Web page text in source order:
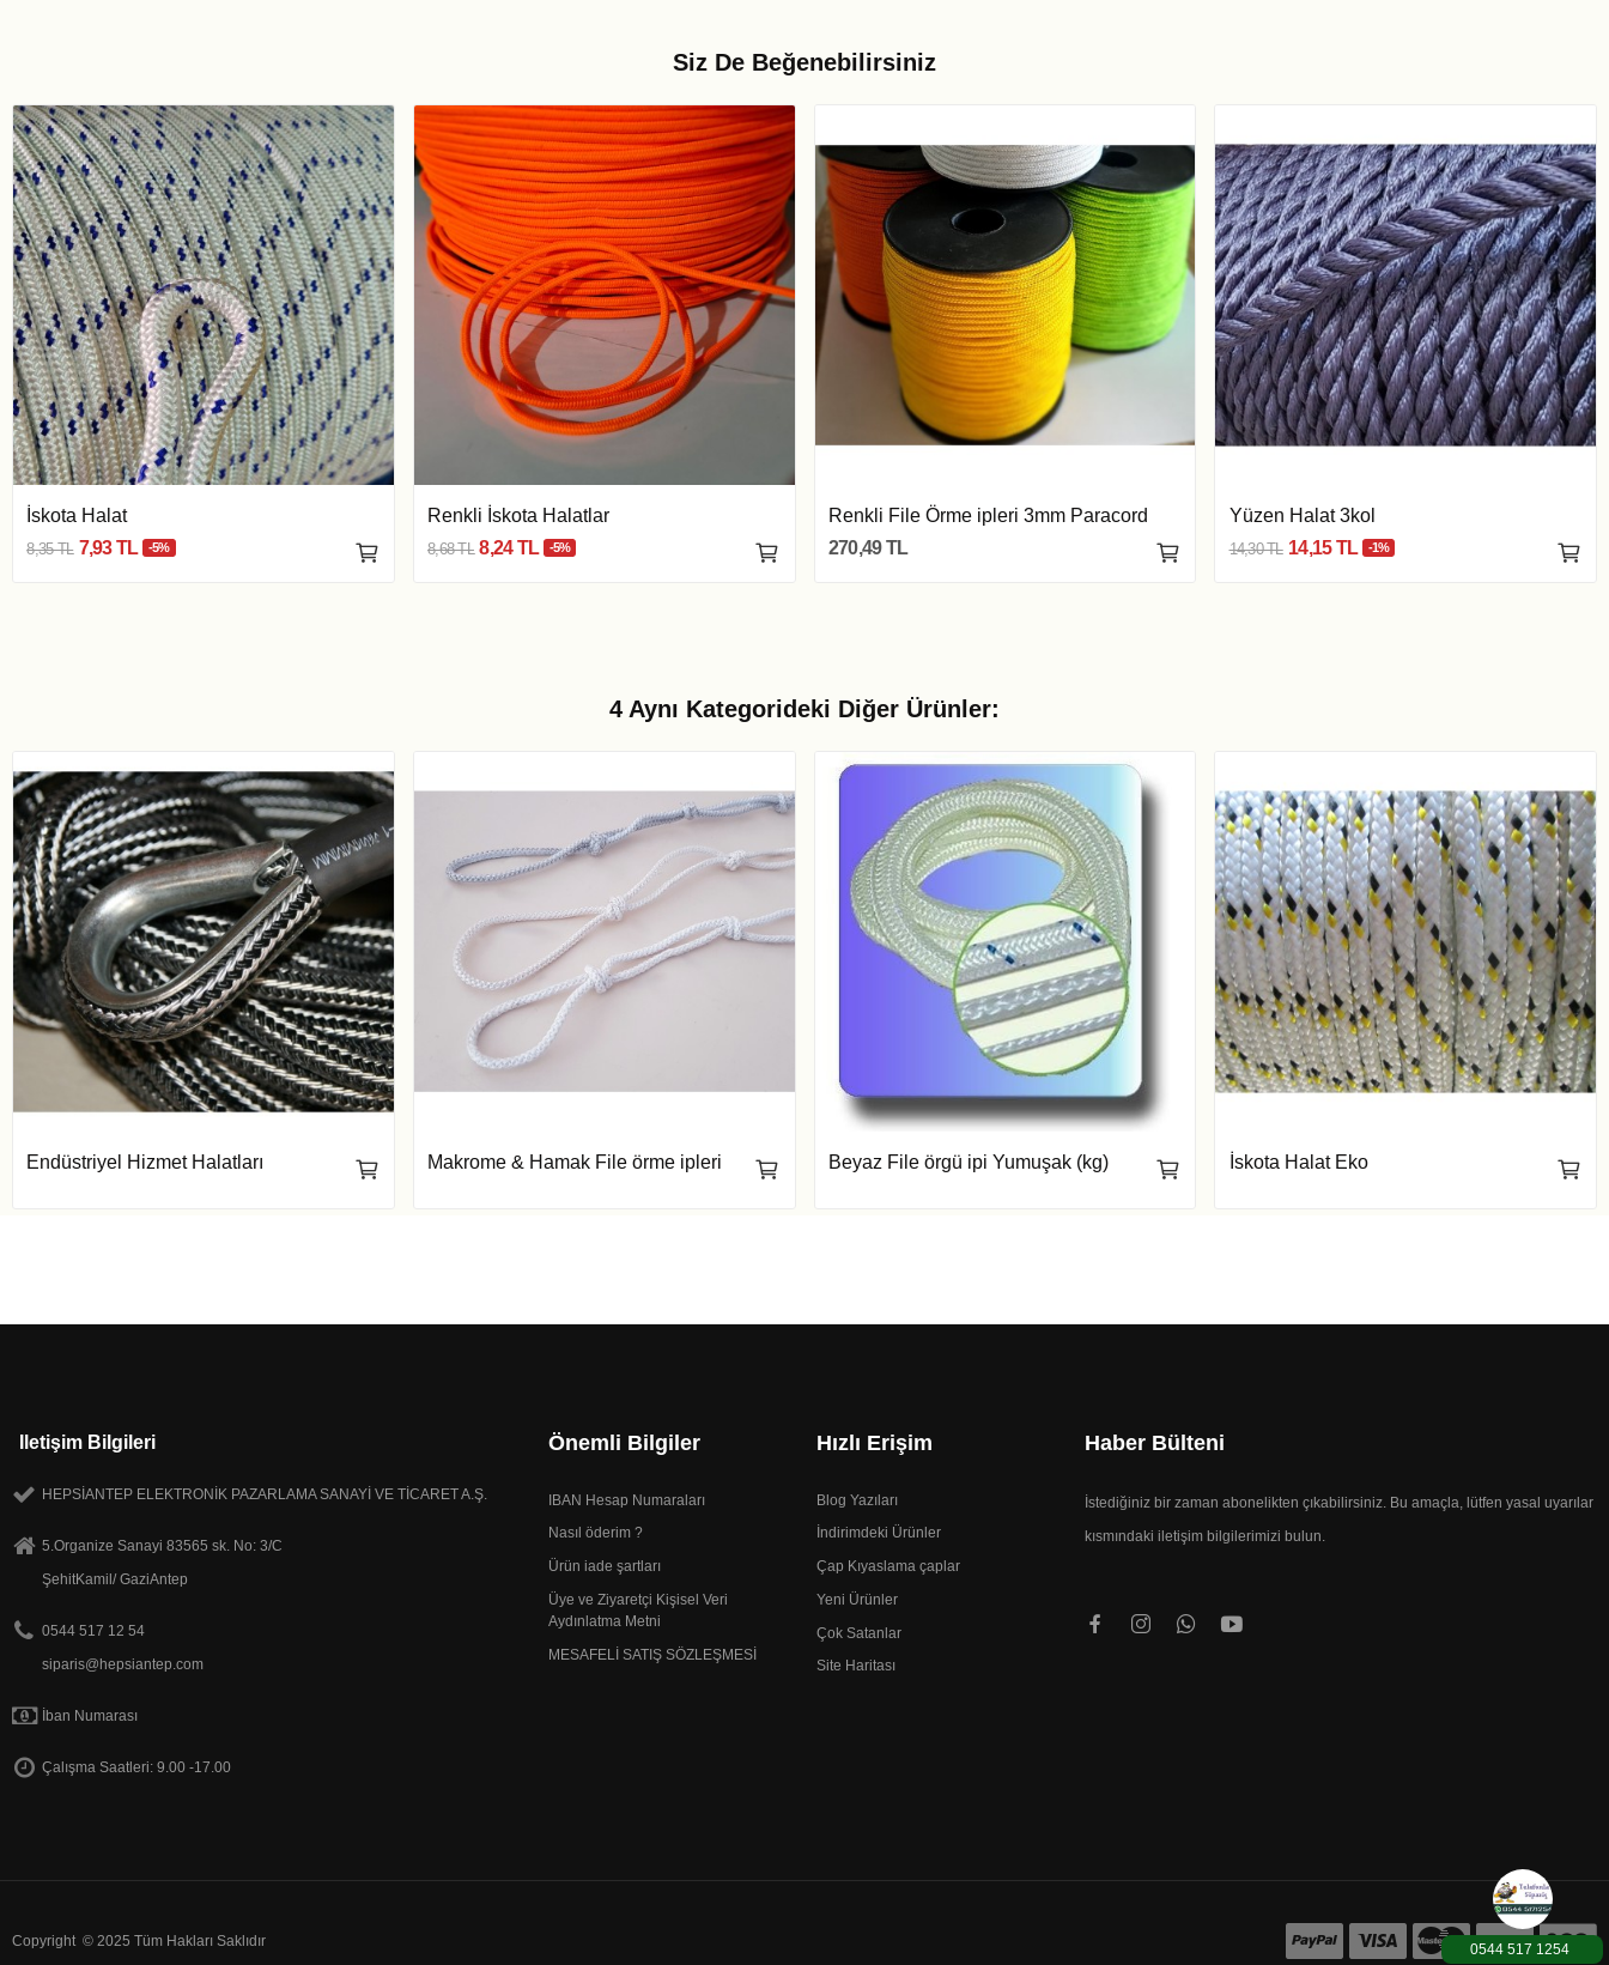
Siz De Beğenebilirsiniz
İskota Halat
8,35 TL 7,93 TL -5%
Renkli İskota Halatlar
8,68 TL 8,24 TL -5%
Renkli File Örme ipleri 3mm Paracord
270,49 TL
Yüzen Halat 3kol
14,30 TL 14,15 TL -1%
4 Aynı Kategorideki Diğer Ürünler:
Endüstriyel Hizmet Halatları Makrome & Hamak File örme ipleri Beyaz File örgü ipi Yumuşak (kg) İskota Halat Eko
Iletişim Bilgileri
HEPSİANTEP ELEKTRONİK PAZARLAMA SANAYİ VE TİCARET A.Ş.
5.Organize Sanayi 83565 sk. No: 3/C
ŞehitKamil/ GaziAntep
0544 517 12 54
siparis@hepsiantep.com
İban Numarası
Çalışma Saatleri: 9.00 -17.00
Önemli Bilgiler
IBAN Hesap Numaraları
Nasıl öderim ?
Ürün iade şartları
Üye ve Ziyaretçi Kişisel Veri
Aydınlatma Metni
MESAFELİ SATIŞ SÖZLEŞMESİ
Hızlı Erişim
Blog Yazıları
İndirimdeki Ürünler
Çap Kıyaslama çaplar
Yeni Ürünler
Çok Satanlar
Site Haritası
Haber Bülteni
İstediğiniz bir zaman abonelikten çıkabilirsiniz. Bu amaçla, lütfen yasal uyarılar
kısmındaki iletişim bilgilerimizi bulun.
Copyright © 2025 Tüm Hakları Saklıdır
1000TL üzeri